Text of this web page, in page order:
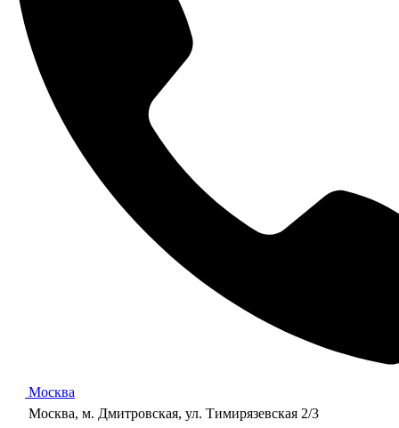
Москва
Москва, м. Дмитровская, ул. Тимирязевская 2/3